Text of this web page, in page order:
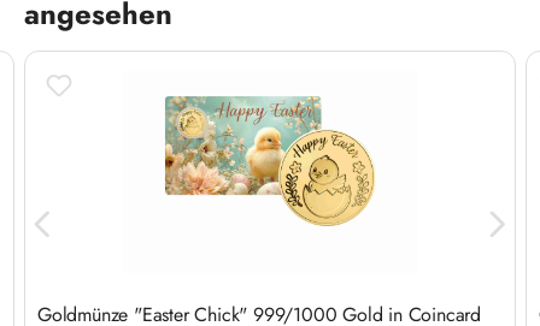
angesehen
Goldmünze "Easter Chick" 999/1000 Gold in Coincard